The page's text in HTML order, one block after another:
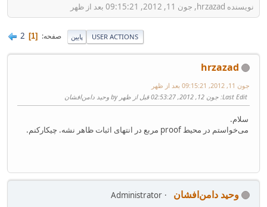
نویسنده hrzazad, جون 11, 2012, 09:15:21 بعد از ظهر
پایین صفحه 1
2 USER ACTIONS
hrzazad
جون 11, 2012, 09:15:21 بعد از ظهر
Last Edit: جون 12, 2012, 02:53:27 قبل از ظهر by وحید دامن‌افشان
سلام.
می‌خواستم در محیط proof مربع در انتهای اثبات ظاهر نشه. چیکارکنم.
وحید دامن‌افشان
Administrator